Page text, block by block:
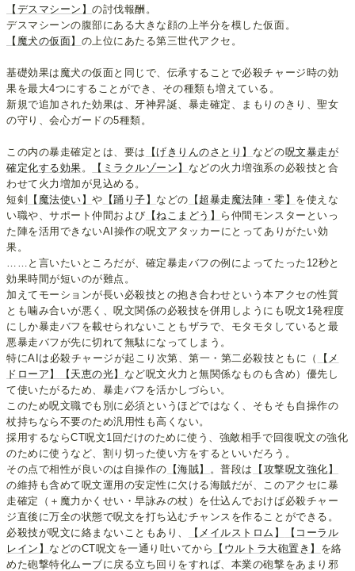
【デスマシーン】の討伐報酬。
デスマシーンの腹部にある大きな顔の上半分を模した仮面。
【魔犬の仮面】 の上位にあたる第三世代アクセ。
基礎効果は魔犬の仮面と同じで、伝承することで必殺チャージ時の効
果を最大4つにすることができ、その種類も増えている。
新規で追加された効果は、牙神昇誕、暴走確定、まもりのきり、聖女
の守り、会心ガードの5種類。
この内の暴走確定とは、要は 【げきりんのさとり】 などの呪文暴走が
確定化する効果。 【ミラクルゾーン】 などの火力増強系の必殺技と合
わせて火力増加が見込める。
短剣
【魔法使い】や 【踊り子】 などの 【超暴走魔法陣・零】 を使えな
い職や、サポート仲間および 【ねこまどう】
ら仲間モンスターといっ
た陣を活用できないAI操作の呪文アタッカーにとってありがたい効
果。
……と言いたいところだが、確定暴走バフの例によってたった12秒と
効果時間が短いのが難点。
加えてモーションが長い必殺技との抱き合わせという本アクセの性質
とも噛み合いが悪く、呪文関係の必殺技を併用しようにも呪文1発程度
にしか暴走バフを載せられないこともザラで、モタモタしていると最
悪暴走バフが先に切れて無駄になってしまう。
特にAIは必殺チャージが起こり次第、第一・第二必殺技ともに（
【メ
ドローア】
【天恵の光】 など呪文火力と無関係なものも含め）優先し
て使いたがるため、暴走バフを活かしづらい。
このため呪文職でも別に必須というほどではなく、そもそも自操作の
杖持ちなら不要のため汎用性も高くない。
採用するならCT呪文1回だけのために使う、強敵相手で回復呪文の強化
のために使うなど、割り切った使い方をするといいだろう。
その点で相性が良いのは自操作の 【海賊】 。普段は
【攻撃呪文強化】
の維持も含めて呪文運用の安定性に欠ける海賊だが、このアクセに暴
走確定（＋魔力かくせい・早詠みの杖）を仕込んでおけば必殺チャー
ジ直後に万全の状態で呪文を打ち込むチャンスを作ることができる。
必殺技が呪文に絡まないこともあり、
【メイルストロム】
【コーラル
レイン】 などのCT呪文を一通り吐いてから 【ウルトラ大砲置き】 を絡
めた砲撃特化ムーブに戻る立ち回りをすれば、本業の砲撃をあまり邪